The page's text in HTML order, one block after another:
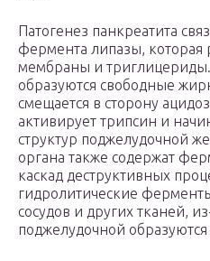
Патогенез панкреатита
фермента липазы, которая
мембраны и триглицериды.
образуются свободные
смещается в сторону
активирует трипсин и
структур поджелудочной
органа также содержат
каскад деструктивных
гидролитические
сосудов и других тканей,
поджелудочной